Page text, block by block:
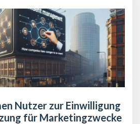
Nutzer zur Einwilligung
für Marketingzwecke